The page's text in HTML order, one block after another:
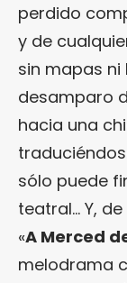
perdido
y de
sin mapas ni
desamparo
hacia una
sólo puede
teatral… Y,
«A Merced
melodrama